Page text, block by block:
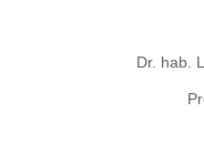
Dr. hab.